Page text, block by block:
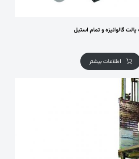
گالوانیزه و تمام استیل
اطلاعات بیشتر